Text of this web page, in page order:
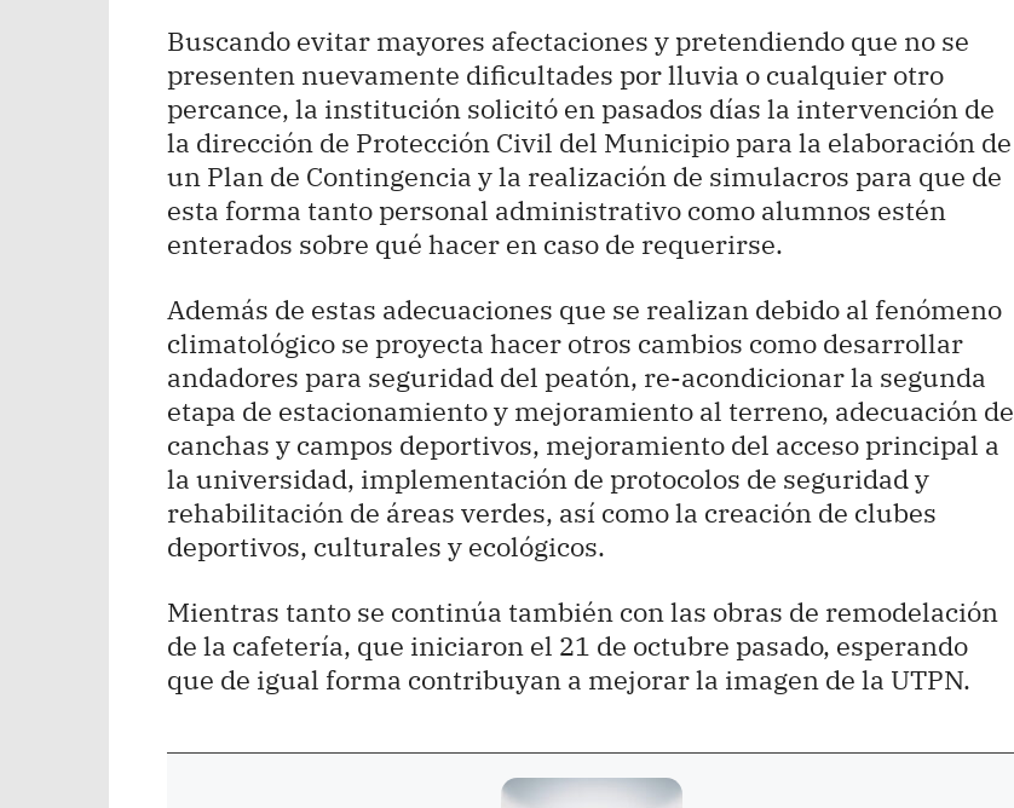
Buscando evitar mayores afectaciones y pretendiendo que no se
presenten nuevamente dificultades por lluvia o cualquier otro
percance, la institución solicitó en pasados días la intervención de
la dirección de Protección Civil del Municipio para la elaboración de
un Plan de Contingencia y la realización de simulacros para que de
esta forma tanto personal administrativo como alumnos estén
enterados sobre qué hacer en caso de requerirse.
Además de estas adecuaciones que se realizan debido al fenómeno
climatológico se proyecta hacer otros cambios como desarrollar
andadores para seguridad del peatón, re-acondicionar la segunda
etapa de estacionamiento y mejoramiento al terreno, adecuación de
canchas y campos deportivos, mejoramiento del acceso principal a
la universidad, implementación de protocolos de seguridad y
rehabilitación de áreas verdes, así como la creación de clubes
deportivos, culturales y ecológicos.
Mientras tanto se continúa también con las obras de remodelación
de la cafetería, que iniciaron el 21 de octubre pasado, esperando
que de igual forma contribuyan a mejorar la imagen de la UTPN.